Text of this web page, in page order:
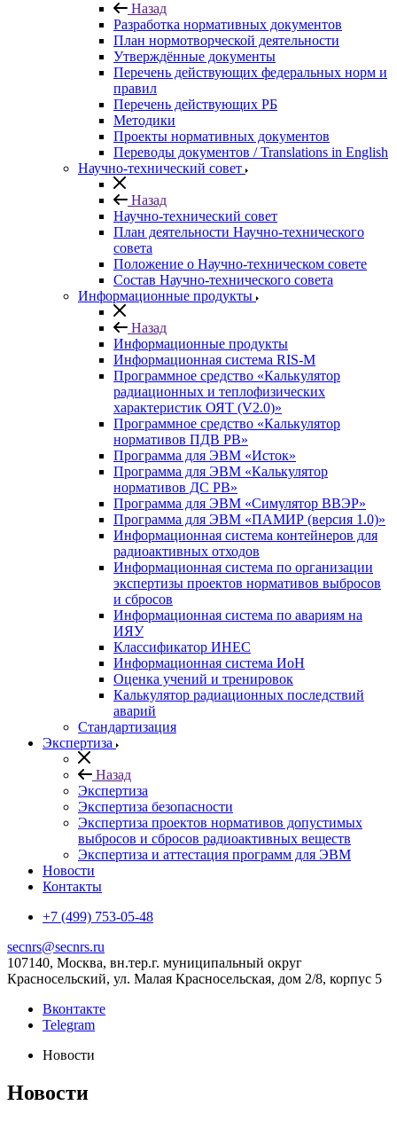
Назад
Разработка нормативных документов
План нормотворческой деятельности
Утверждённые документы
Перечень действующих федеральных норм и
правил
Перечень действующих РБ
Методики
Проекты нормативных документов
Переводы документов / Translations in English
Научно-технический совет
Назад
Научно-технический совет
План деятельности Научно-технического
совета
Положение о Научно-техническом совете
Состав Научно-технического совета
Информационные продукты
Назад
Информационные продукты
Информационная система RIS-M
Программное средство «Калькулятор
радиационных и теплофизических
характеристик ОЯТ (V2.0)»
Программное средство «Калькулятор
нормативов ПДВ РВ»
Программа для ЭВМ «Исток»
Программа для ЭВМ «Калькулятор
нормативов ДС РВ»
Программа для ЭВМ «Симулятор ВВЭР»
Программа для ЭВМ «ПАМИР (версия 1.0)»
Информационная система контейнеров для
радиоактивных отходов
Информационная система по организации
экспертизы проектов нормативов выбросов
и сбросов
Информационная система по авариям на
ИЯУ
Классификатор ИНЕС
Информационная система ИоН
Оценка учений и тренировок
Калькулятор радиационных последствий
аварий
Стандартизация
Экспертиза
Назад
Экспертиза
Экспертиза безопасности
Экспертиза проектов нормативов допустимых
выбросов и сбросов радиоактивных веществ
Экспертиза и аттестация программ для ЭВМ
Новости
Контакты
+7 (499) 753-05-48
secnrs@secnrs.ru
107140, Москва, вн.тер.г. муниципальный округ
Красносельский, ул. Малая Красносельская, дом 2/8, корпус 5
Вконтакте
Telegram
Новости
Новости